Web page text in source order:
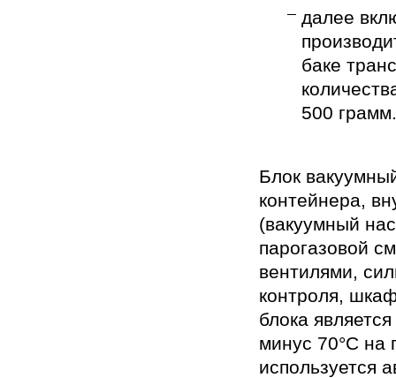
далее
баке
500 грамм.
Блок
контейнера,
(вакуумный
парогазовой
вентилями,
контроля,
блока
минус 70°С на
используется